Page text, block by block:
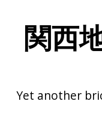
関西
Yet another